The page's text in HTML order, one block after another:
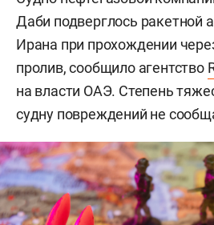
Даби подверглось ракетной
Ирана при прохождении
пролив, сообщило агентство
на власти ОАЭ. Степень
судну повреждений не